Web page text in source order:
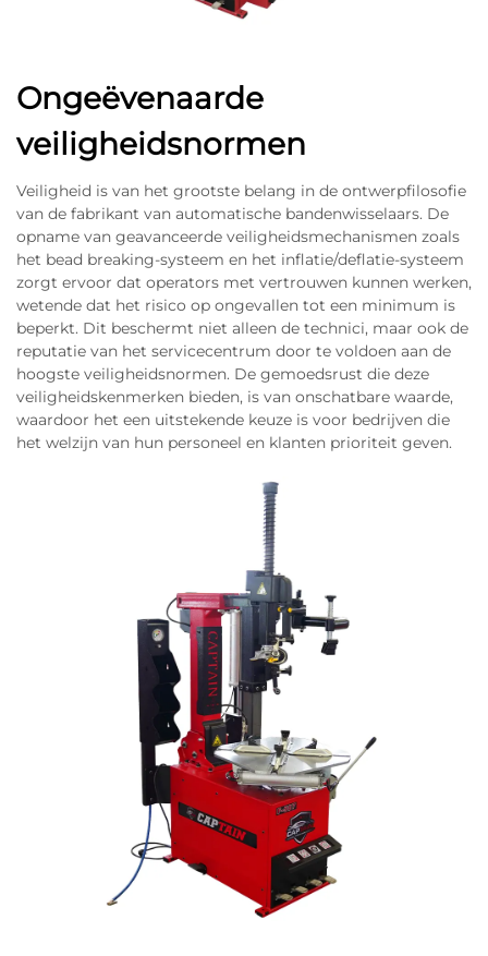
Ongeëvenaarde
veiligheidsnormen
Veiligheid is van het grootste belang in de ontwerpfilosofie
van de fabrikant van automatische bandenwisselaars. De
opname van geavanceerde veiligheidsmechanismen zoals
het bead breaking-systeem en het inflatie/deflatie-systeem
zorgt ervoor dat operators met vertrouwen kunnen werken,
wetende dat het risico op ongevallen tot een minimum is
beperkt. Dit beschermt niet alleen de technici, maar ook de
reputatie van het servicecentrum door te voldoen aan de
hoogste veiligheidsnormen. De gemoedsrust die deze
veiligheidskenmerken bieden, is van onschatbare waarde,
waardoor het een uitstekende keuze is voor bedrijven die
het welzijn van hun personeel en klanten prioriteit geven.